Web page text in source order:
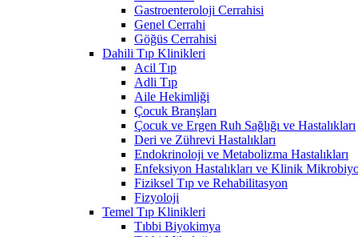
Gastroenteroloji Cerrahisi
Genel Cerrahi
Göğüs Cerrahisi
Dahili Tıp Klinikleri
Acil Tıp
Adli Tıp
Aile Hekimliği
Çocuk Branşları
Çocuk ve Ergen Ruh Sağlığı ve Hastalıkları
Deri ve Zührevi Hastalıkları
Endokrinoloji ve Metabolizma Hastalıkları
Enfeksiyon Hastalıkları ve Klinik
Fiziksel Tıp ve Rehabilitasyon
Fizyoloji
Temel Tıp Klinikleri
Tıbbi Biyokimya